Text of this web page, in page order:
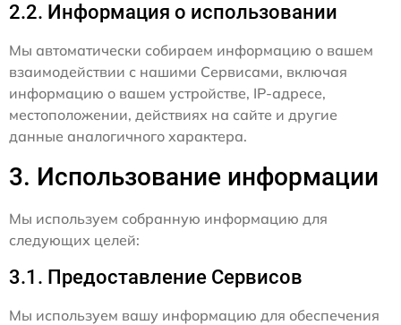
2.2. Информация о использовании
Мы автоматически собираем информацию о вашем
взаимодействии с нашими Сервисами, включая
информацию о вашем устройстве, IP-адресе,
местоположении, действиях на сайте и другие
данные аналогичного характера.
3. Использование информации
Мы используем собранную информацию для
следующих целей:
3.1. Предоставление Сервисов
Мы используем вашу информацию для обеспечения